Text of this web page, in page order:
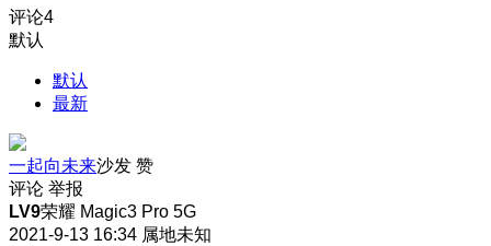
评论4
默认
默认
最新
一起向未来沙发 赞
评论 举报
LV9荣耀 Magic3 Pro 5G
2021-9-13 16:34 属地未知